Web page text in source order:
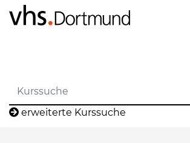
erweiterte Kurssuche